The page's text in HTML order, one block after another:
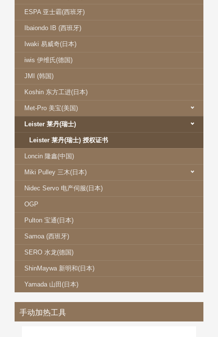
ESPA 亚士霸(西班牙)
Ibaiondo IB (西班牙)
Iwaki 易威奇(日本)
iwis 伊维氏(德国)
JMI (韩国)
Koshin 东方工进(日本)
Met-Pro 美宝(美国)
Leister 莱丹(瑞士)
Leister 莱丹(瑞士) 授权证书
Loncin 隆鑫(中国)
Miki Pulley 三木(日本)
Nidec Servo 电产伺服(日本)
OGP
Pulton 宝通(日本)
Samoa (西班牙)
SERO 水龙(德国)
ShinMaywa 新明和(日本)
Yamada 山田(日本)
手动加热工具